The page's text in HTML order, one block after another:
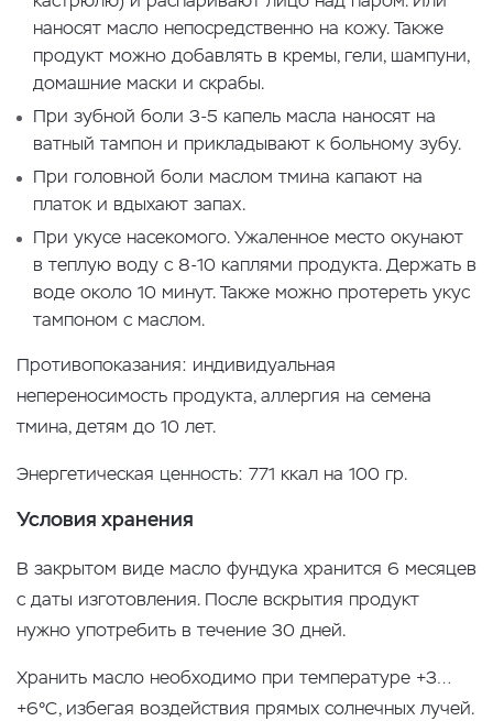
наносят масло непосредственно на кожу. Также
продукт можно добавлять в кремы, гели, шампуни,
домашние маски и скрабы.
При зубной боли 3-5 капель масла наносят на
ватный тампон и прикладывают к больному зубу.
При головной боли маслом тмина капают на
платок и вдыхают запах.
При укусе насекомого. Ужаленное место окунают
в теплую воду с 8-10 каплями продукта. Держать в
воде около 10 минут. Также можно протереть укус
тампоном с маслом.
Противопоказания: индивидуальная
непереносимость продукта, аллергия на семена
тмина, детям до 10 лет.
Энергетическая ценность: 771 ккал на 100 гр.
Условия хранения
В закрытом виде масло фундука хранится 6 месяцев
с даты изготовления. После вскрытия продукт
нужно употребить в течение 30 дней.
Хранить масло необходимо при температуре +3…
+6°С, избегая воздействия прямых солнечных лучей.